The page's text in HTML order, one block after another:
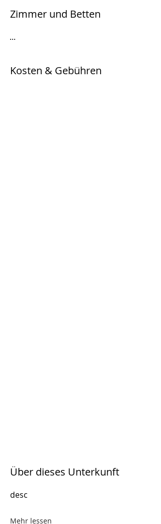
Zimmer und Betten
...
Kosten & Gebühren
Über dieses Unterkunft
desc
Mehr lessen